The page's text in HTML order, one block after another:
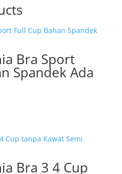
Bra Sport
Spandek Ada
Bra 3 4 Cup